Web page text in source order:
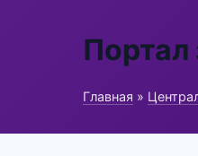
Портал
Главная »